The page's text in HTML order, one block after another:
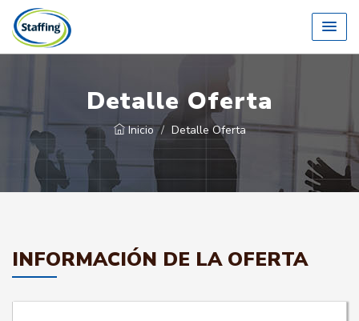
Detalle Oferta
Inicio Detalle Oferta
INFORMACIÓN DE LA OFERTA